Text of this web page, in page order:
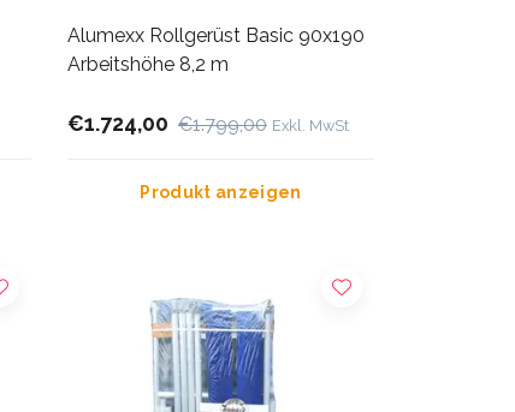
Alumexx Rollgerüst Basic 90x190
Arbeitshöhe 8,2 m
€1.724,00 €1.799,00 Exkl. MwSt
Produkt anzeigen